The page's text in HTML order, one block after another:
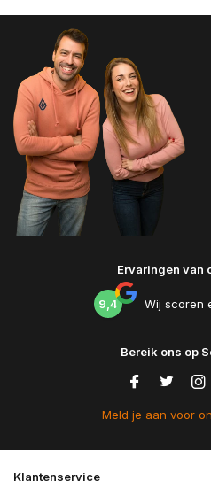
Ervaringen van
9,4 Wij scoren
Bereik ons op
Meld je aan voor
Klantenservice